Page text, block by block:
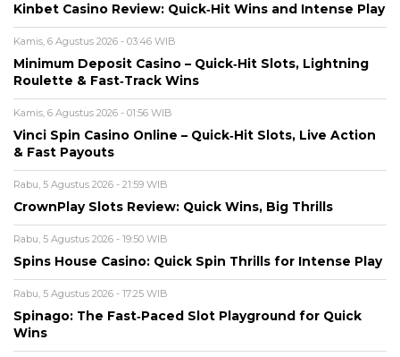
Kinbet Casino Review: Quick‑Hit Wins and Intense Play
Kamis, 6 Agustus 2026 - 03:46 WIB
Minimum Deposit Casino – Quick‑Hit Slots, Lightning
Roulette & Fast‑Track Wins
Kamis, 6 Agustus 2026 - 01:56 WIB
Vinci Spin Casino Online – Quick‑Hit Slots, Live Action
& Fast Payouts
Rabu, 5 Agustus 2026 - 21:59 WIB
CrownPlay Slots Review: Quick Wins, Big Thrills
Rabu, 5 Agustus 2026 - 19:50 WIB
Spins House Casino: Quick Spin Thrills for Intense Play
Rabu, 5 Agustus 2026 - 17:25 WIB
Spinago: The Fast‑Paced Slot Playground for Quick
Wins